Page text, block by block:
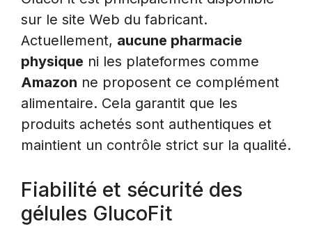
sur le site Web du fabricant.
Actuellement, aucune pharmacie
physique ni les plateformes comme
Amazon ne proposent ce complément
alimentaire. Cela garantit que les
produits achetés sont authentiques et
maintient un contrôle strict sur la qualité.
Fiabilité et sécurité des
gélules GlucoFit